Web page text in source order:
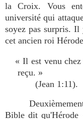
la Croix. Vous
université qui
soyez pas surpris.
cet ancien roi
« Il est venu
reçu. »
(Jean 1:11).
Bible dit qu'Hérode